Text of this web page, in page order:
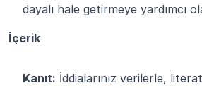
dayalı hale getirmeye yardımcı
İçerik
Kanıt: İddialarınız verilerle,